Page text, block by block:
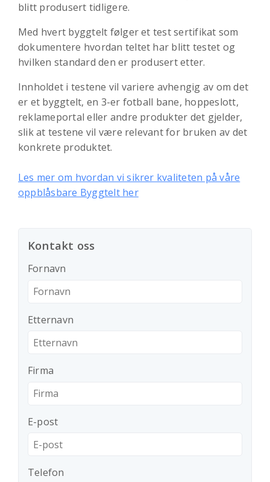
blitt produsert tidligere.
Med hvert byggtelt følger et test sertifikat som
dokumentere hvordan teltet har blitt testet og
hvilken standard den er produsert etter.
Innholdet i testene vil variere avhengig av om det
er et byggtelt, en 3-er fotball bane, hoppeslott,
reklameportal eller andre produkter det gjelder,
slik at testene vil være relevant for bruken av det
konkrete produktet.
Les mer om hvordan vi sikrer kvaliteten på våre
oppblåsbare Byggtelt her
Kontakt oss
Fornavn
Etternavn
Firma
E-post
Telefon